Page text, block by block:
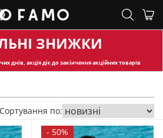
ЗНИЖКИ
днів, акція діє до закінчення акційних товарів
Сортування по:
- 50%